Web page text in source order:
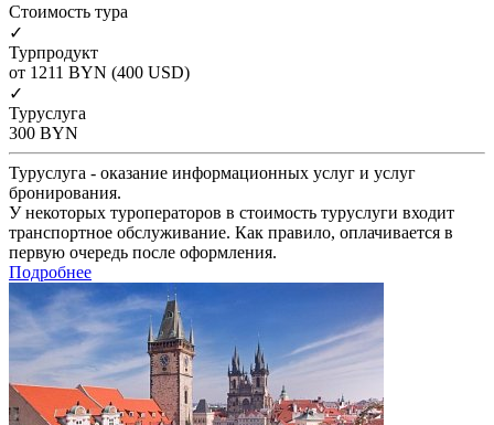
Cтоимость тура
✓
Турпродукт
от 1211 BYN (400 USD)
✓
Туруслуга
300 BYN
Туруслуга - оказание информационных услуг и услуг
бронирования.
У некоторых туроператоров в стоимость туруслуги входит
транспортное обслуживание. Как правило, оплачивается в
первую очередь после оформления.
Подробнее